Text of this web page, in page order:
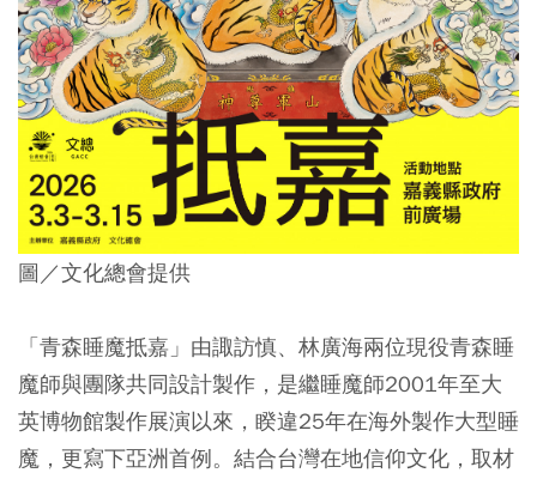
圖／文化總會提供
「青森睡魔抵嘉」由諏訪慎、林廣海兩位現役青森睡
魔師與團隊共同設計製作，是繼睡魔師2001年至大
英博物館製作展演以來，睽違25年在海外製作大型睡
魔，更寫下亞洲首例。結合台灣在地信仰文化，取材